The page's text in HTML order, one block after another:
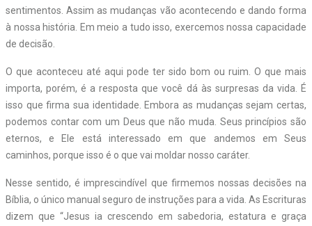
sentimentos. Assim as mudanças vão acontecendo e dando forma
à nossa história. Em meio a tudo isso, exercemos nossa capacidade
de decisão.
O que aconteceu até aqui pode ter sido bom ou ruim. O que mais
importa, porém, é a resposta que você dá às surpresas da vida. É
isso que firma sua identidade. Embora as mudanças sejam certas,
podemos contar com um Deus que não muda. Seus princípios são
eternos, e Ele está interessado em que andemos em Seus
caminhos, porque isso é o que vai moldar nosso caráter.
Nesse sentido, é imprescindível que firmemos nossas decisões na
Bíblia, o único manual seguro de instruções para a vida. As Escrituras
dizem que “Jesus ia crescendo em sabedoria, estatura e graça